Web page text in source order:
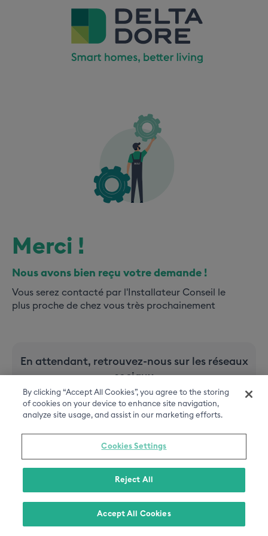
Merci !
Nous avons bien reçu votre demande !
Vous serez contacté par l'Installateur Conseil le
plus proche de chez vous très prochainement
En attendant, retrouvez-nous sur les réseaux
sociaux
CGU DU SITE
DONNÉES PERSONNELLES
By clicking “Accept All Cookies”, you agree to the storing
of cookies on your device to enhance site navigation,
analyze site usage, and assist in our marketing efforts.
Cookies Settings
Reject All
Accept All Cookies